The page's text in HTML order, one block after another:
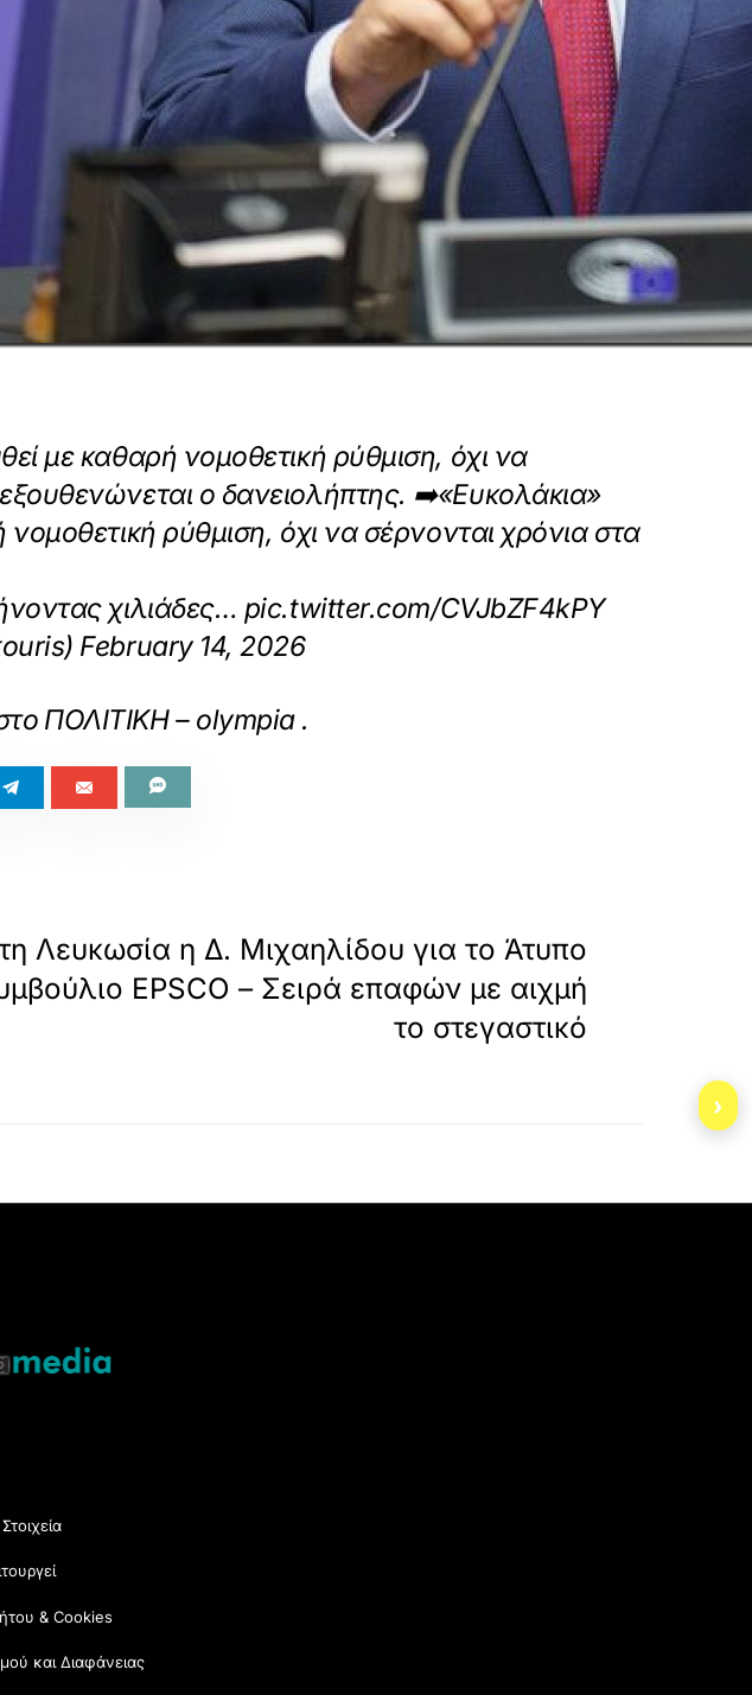
με καθαρή νομοθετική ρύθμιση, όχι να
ο δανειολήπτης. ➡️«Ευκολάκια»
ρύθμιση, όχι να σέρνονται χρόνια στα
χιλιάδες… pic.twitter.com/CVJbZF4kPY
February 14, 2026
nikolas-farantoyris-einai-katachristiko-na-
ΠΟΛΙΤΙΚΗ – olympia .
Λευκωσία η Δ. Μιχαηλίδου για το Άτυπο
EPSCO – Σειρά επαφών με αιχμή
το στεγαστικό
& Cookies
και Διαφάνειας
›